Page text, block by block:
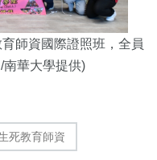
師資國際證照班，全員
南華大學提供)
死教育師資